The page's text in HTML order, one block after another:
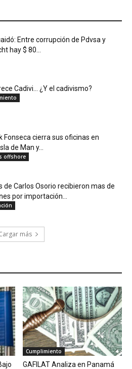
Entre corrupción de Pdvsa y
hay $ 80...
Cadivi… ¿Y el cadivismo?
Fonseca cierra sus oficinas en
de Man y...
offshore
de Carlos Osorio recibieron mas de
por importación...
más
Cumplimiento
GAFILAT Analiza en Panamá